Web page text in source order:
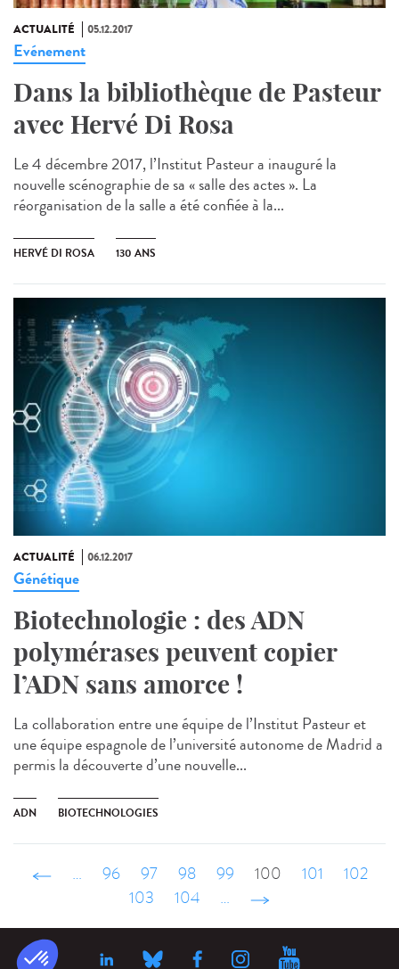
ACTUALITÉ 05.12.2017
Evénement
Dans la bibliothèque de Pasteur
avec Hervé Di Rosa
Le 4 décembre 2017, l’Institut Pasteur a inauguré la
nouvelle scénographie de sa « salle des actes ». La
réorganisation de la salle a été confiée à la...
HERVÉ DI ROSA 130 ANS
ACTUALITÉ 06.12.2017
Génétique
Biotechnologie : des ADN
polymérases peuvent copier
l’ADN sans amorce !
La collaboration entre une équipe de l’Institut Pasteur et
une équipe espagnole de l’université autonome de Madrid a
permis la découverte d’une nouvelle...
ADN BIOTECHNOLOGIES
‹ précédent
… 96 97 98 99 100 101
102
103
104 … suivant ›